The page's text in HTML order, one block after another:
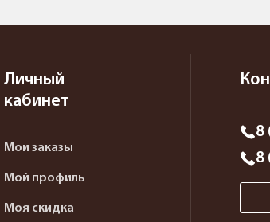
Личный
кабинет
Мои заказы
Мой профиль
Моя скидка
8
8